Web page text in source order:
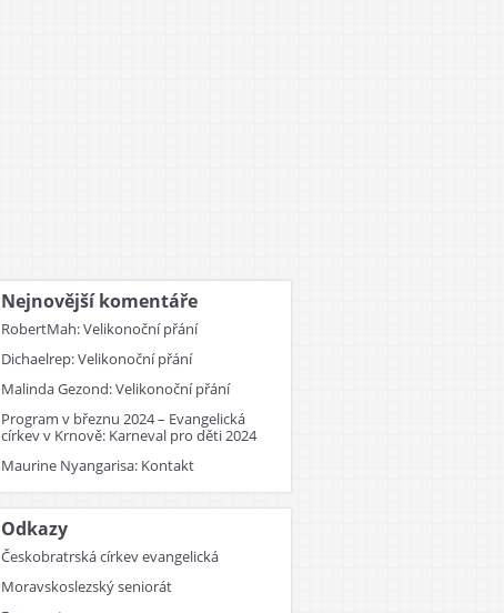
Nejnovější komentáře
RobertMah:Velikonoční přání
Dichaelrep:Velikonoční přání
Malinda Gezond:Velikonoční přání
Program v březnu 2024 – Evangelická
církev v Krnově: Karneval pro děti 2024
Maurine Nyangarisa: Kontakt
Odkazy
Českobratrská církev evangelická
Moravskoslezský seniorát